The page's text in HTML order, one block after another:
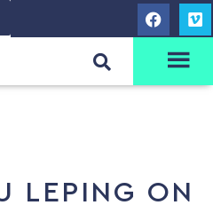
LEPING ON